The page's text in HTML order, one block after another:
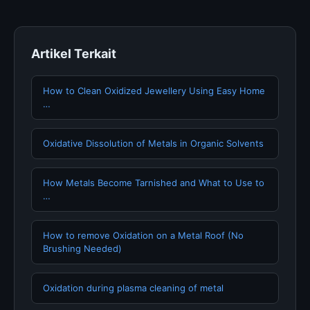
Artikel Terkait
How to Clean Oxidized Jewellery Using Easy Home
…
Oxidative Dissolution of Metals in Organic Solvents
How Metals Become Tarnished and What to Use to
…
How to remove Oxidation on a Metal Roof (No
Brushing Needed)
Oxidation during plasma cleaning of metal